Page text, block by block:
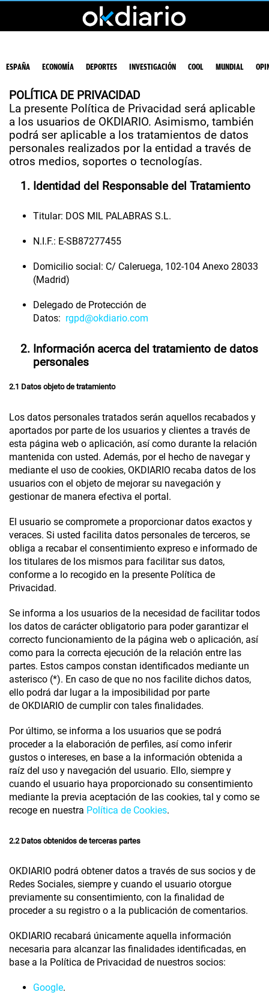
ESPAÑA ECONOMÍA DEPORTES INVESTIGACIÓN COOL MUNDIAL
POLÍTICA DE PRIVACIDAD
La presente Política de Privacidad será aplicable
a los usuarios de OKDIARIO. Asimismo, también
podrá ser aplicable a los tratamientos de datos
personales realizados por la entidad a través de
otros medios, soportes o tecnologías.
Identidad del Responsable del Tratamiento
Titular: DOS MIL PALABRAS S.L.
N.I.F.: E-SB87277455
Domicilio social: C/ Caleruega, 102-104 Anexo 28033
(Madrid)
Delegado de Protección de
Datos: rgpd@okdiario.com
Información acerca del tratamiento de datos
personales
2.1 Datos objeto de tratamiento
Los datos personales tratados serán aquellos recabados y
aportados por parte de los usuarios y clientes a través de
esta página web o aplicación, así como durante la relación
mantenida con usted. Además, por el hecho de navegar y
mediante el uso de cookies, OKDIARIO recaba datos de los
usuarios con el objeto de mejorar su navegación y
gestionar de manera efectiva el portal.
El usuario se compromete a proporcionar datos exactos y
veraces. Si usted facilita datos personales de terceros, se
obliga a recabar el consentimiento expreso e informado de
los titulares de los mismos para facilitar sus datos,
conforme a lo recogido en la presente Política de
Privacidad.
Se informa a los usuarios de la necesidad de facilitar todos
los datos de carácter obligatorio para poder garantizar el
correcto funcionamiento de la página web o aplicación, así
como para la correcta ejecución de la relación entre las
partes. Estos campos constan identificados mediante un
asterisco (*). En caso de que no nos facilite dichos datos,
ello podrá dar lugar a la imposibilidad por parte
de OKDIARIO de cumplir con tales finalidades.
Por último, se informa a los usuarios que se podrá
proceder a la elaboración de perfiles, así como inferir
gustos o intereses, en base a la información obtenida a
raíz del uso y navegación del usuario. Ello, siempre y
cuando el usuario haya proporcionado su consentimiento
mediante la previa aceptación de las cookies, tal y como se
recoge en nuestra Política de Cookies.
2.2 Datos obtenidos de terceras partes
OKDIARIO podrá obtener datos a través de sus socios y de
Redes Sociales, siempre y cuando el usuario otorgue
previamente su consentimiento, con la finalidad de
proceder a su registro o a la publicación de comentarios.
OKDIARIO recabará únicamente aquella información
necesaria para alcanzar las finalidades identificadas, en
base a la Política de Privacidad de nuestros socios:
Google.